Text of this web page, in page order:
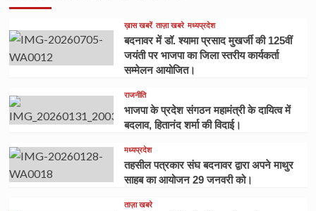
ख़ास खबरें ताज़ा खबरे मध्यप्रदेश
बदनावर में डॉ. श्यामा प्रसाद मुखर्जी की 125वीं
जयंती पर भाजपा का जिला स्तरीय कार्यकर्ता
सम्मेलन आयोजित।
राजनीति
भाजपा के प्रदेश संगठन महामंत्री के दायित्व में
बदलाव, हितानंद शर्मा की विदाई।
मध्यप्रदेश
तहसील पत्रकार संघ बदनावर द्वारा अपने माथुर
साहब का आयोजन 29 जनवरी को।
ताज़ा खबरे